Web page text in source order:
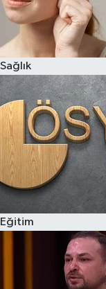
Sağlık
Eğitim